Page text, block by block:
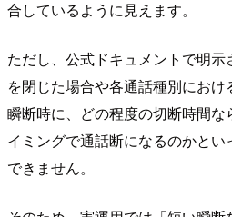
合しているように見えます。
ただし、公式ドキュメントで明
を閉じた場合や各通話種別にお
瞬断時に、どの程度の切断時間
イミングで通話断になるのかと
できません。